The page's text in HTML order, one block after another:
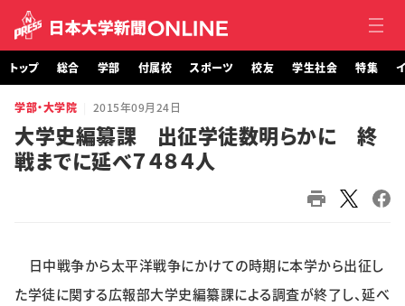
トップ
総合
スポーツ
トップ 総合 学部 付属校 スポーツ 校友 学生社会 特集
学部・大学院 2015年09月24日
大学史編纂課 出征学徒数明らかに 終
戦までに延べ７４８４人
日中戦争から太平洋戦争にかけての時期に本学から出征し
た学徒に関する広報部大学史編纂課による調査が終了し、延べ